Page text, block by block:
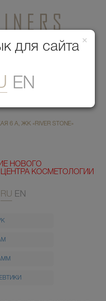
6 А, ЖК «RIVER STONE»
НОВОГО
КОСМЕТОЛОГИИ
RU EN
×
для сайта
EN